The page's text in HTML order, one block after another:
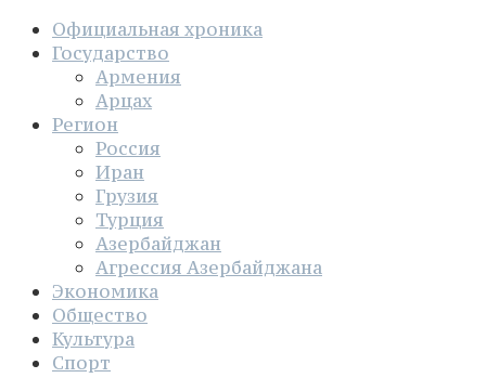
Официальная хроника
Государство
Армения
Арцах
Регион
Россия
Иран
Грузия
Турция
Азербайджан
Агрессия Азербайджана
Экономика
Общество
Культура
Спорт